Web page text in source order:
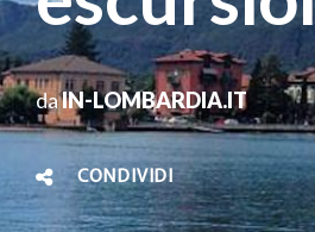
daIN-LOMBARDIA.IT
CONDIVIDI